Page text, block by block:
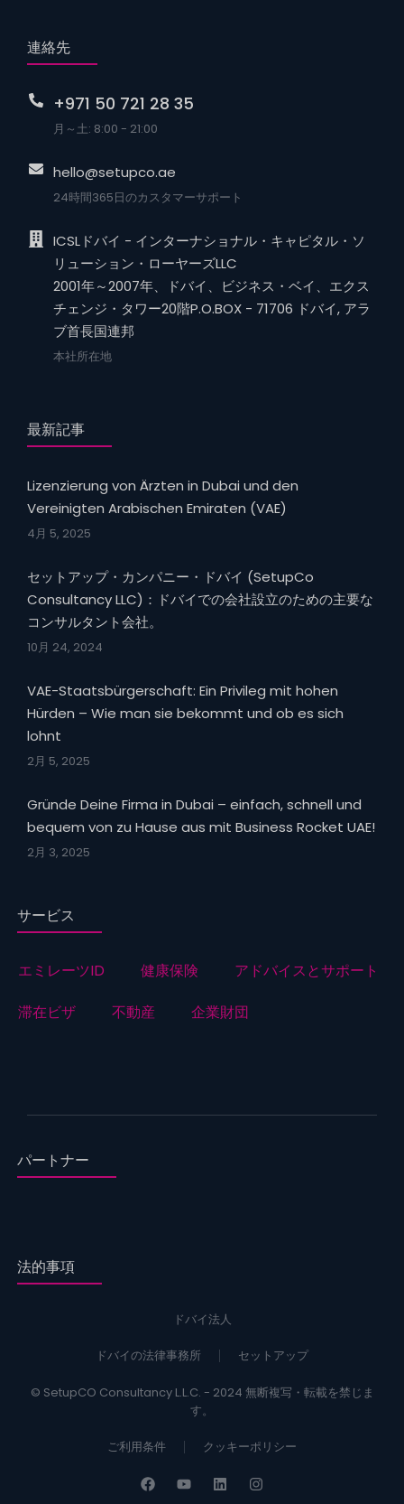
連絡先
+971 50 721 28 35
月～土: 8:00 - 21:00
hello@setupco.ae
24時間365日のカスタマーサポート
ICSLドバイ - インターナショナル・キャピタル・ソ
リューション・ローヤーズLLC
2001年～2007年、ドバイ、ビジネス・ベイ、エクス
チェンジ・タワー20階P.O.BOX - 71706 ドバイ, アラ
ブ首長国連邦
本社所在地
最新記事
Lizenzierung von Ärzten in Dubai und den
Vereinigten Arabischen Emiraten (VAE)
4月 5, 2025
セットアップ・カンパニー・ドバイ (SetupCo
Consultancy LLC)：ドバイでの会社設立のための主要な
コンサルタント会社。
10月 24, 2024
VAE-Staatsbürgerschaft: Ein Privileg mit hohen
Hürden – Wie man sie bekommt und ob es sich
lohnt
2月 5, 2025
Gründe Deine Firma in Dubai – einfach, schnell und
bequem von zu Hause aus mit Business Rocket UAE!
2月 3, 2025
サービス
エミレーツID 健康保険
アドバイスとサポート
滞在ビザ
不動産 企業財団
パートナー
法的事項
ドバイ法人
ドバイの法律事務所 セットアップ
© SetupCO Consultancy L.L.C. - 2024 無断複写・転載を禁じま
す。
ご利用条件 クッキーポリシー